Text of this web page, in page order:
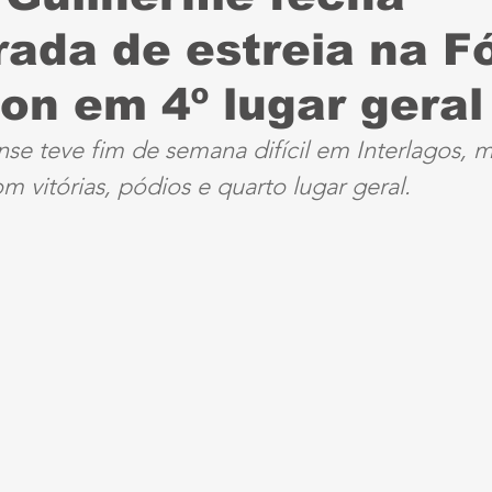
Sport Série B ciclismo parapan
futebol do interior PE
de estreia na
em 4º lugar geral
teve fim de semana difícil em Interlagos,
vitórias, pódios e quarto lugar geral.